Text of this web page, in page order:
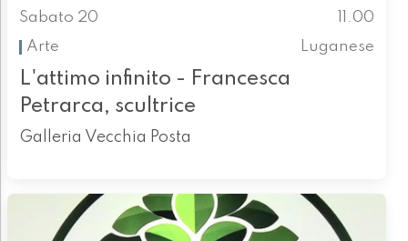
Sabato 20
11.00
Arte
Luganese
L'attimo infinito - Francesca
Petrarca, scultrice
Galleria Vecchia Posta